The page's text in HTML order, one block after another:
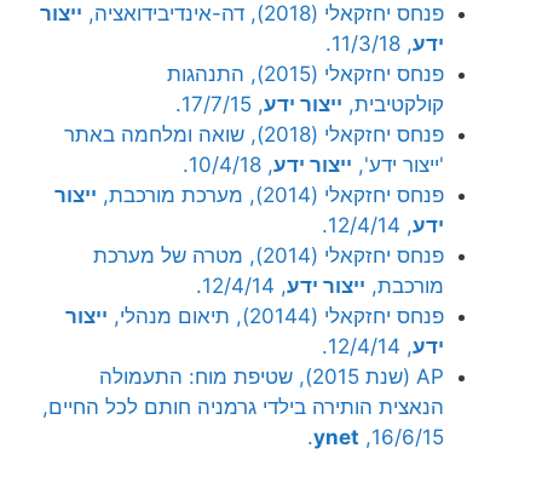
פנחס יחזקאלי (2018), דה-אינדיבידואציה,
ייצור
ידע, 11/3/18.
פנחס יחזקאלי (2015), התנהגות
קולקטיבית, ייצור ידע, 17/7/15.
פנחס יחזקאלי (2018), שואה ומלחמה באתר
'ייצור ידע', ייצור ידע, 10/4/18.
פנחס יחזקאלי (2014), מערכת מורכבת,
ייצור
ידע, 12/4/14.
פנחס יחזקאלי (2014), מטרה של מערכת
מורכבת, ייצור ידע, 12/4/14.
פנחס יחזקאלי (20144), תיאום מנהלי,
ייצור
ידע, 12/4/14.
AP (שנת 2015), שטיפת מוח: התעמולה
הנאצית הותירה בילדי גרמניה חותם לכל החיים,
16/6/15,
ynet
.